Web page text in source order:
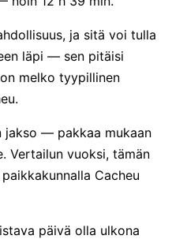
ja sitä voi tulla
läpi — sen pitäisi
melko tyypillinen
jakso — pakkaa mukaan
Vertailun vuoksi, tämän
Cacheu
päivä olla ulkona